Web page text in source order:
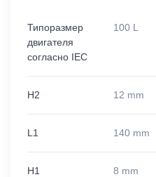
Типоразмер
двигателя
согласно IEC
100 L
H2 12 mm
L1 140 mm
H1 8 mm